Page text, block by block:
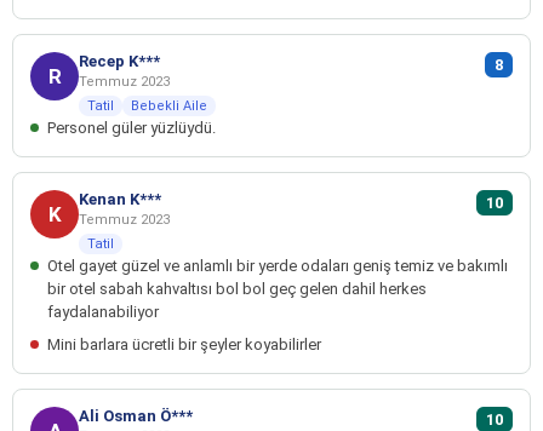
R
Recep K***
Temmuz 2023
Tatil
Bebekli Aile
8
Personel güler yüzlüydü.
K
Kenan K***
Temmuz 2023
Tatil
10
Otel gayet güzel ve anlamlı bir yerde odaları geniş temiz ve bakımlı
bir otel sabah kahvaltısı bol bol geç gelen dahil herkes
faydalanabiliyor
Mini barlara ücretli bir şeyler koyabilirler
Ali Osman Ö*** 10